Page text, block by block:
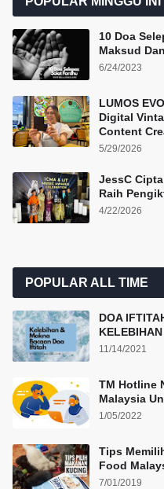
10 Doa
Maksud
6/24/2023
LUMOS
Digital
Content
5/29/2026
JessC
Raih
4/22/2026
POPULAR ALL TIME
DOA
11/14/2021
TM Hotline
Malaysia
1/05/2022
Tips
Food
7/01/2019